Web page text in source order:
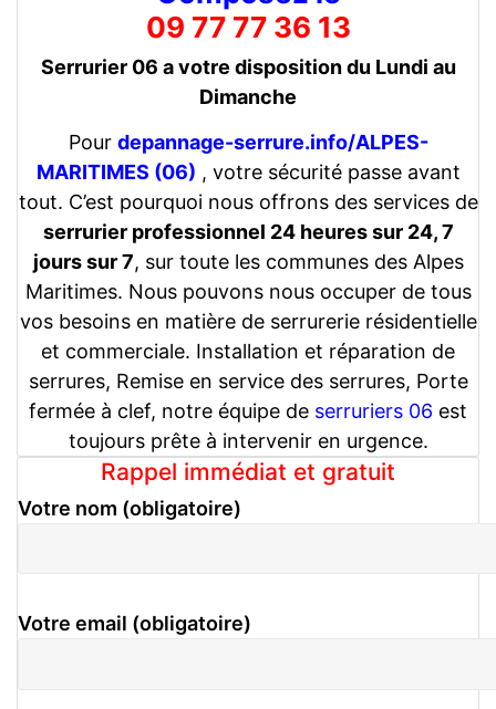
09 77 77 36 13
Serrurier 06 a votre disposition du Lundi au
Dimanche
Pour depannage-serrure.info/ALPES-
MARITIMES (06) , votre sécurité passe avant
tout. C’est pourquoi nous offrons des services de
serrurier professionnel 24 heures sur 24, 7
jours sur 7, sur toute les communes des Alpes
Maritimes. Nous pouvons nous occuper de tous
vos besoins en matière de serrurerie résidentielle
et commerciale. Installation et réparation de
serrures, Remise en service des serrures, Porte
fermée à clef, notre équipe de serruriers 06 est
toujours prête à intervenir en urgence.
Rappel immédiat et gratuit
Votre nom (obligatoire)
Votre email (obligatoire)